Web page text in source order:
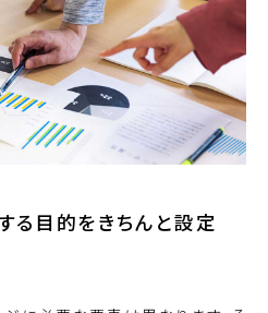
る目的をきちんと設定